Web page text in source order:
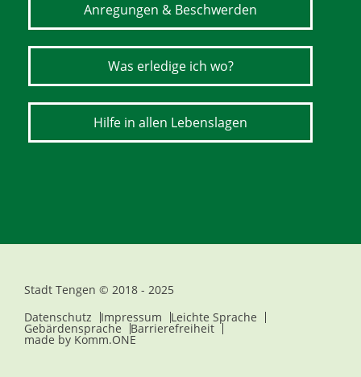
Anregungen & Beschwerden
Was erledige ich wo?
Hilfe in allen Lebenslagen
Stadt Tengen © 2018 - 2025
Datenschutz
Impressum Leichte Sprache
Gebärdensprache Barrierefreiheit
made by Komm.ONE